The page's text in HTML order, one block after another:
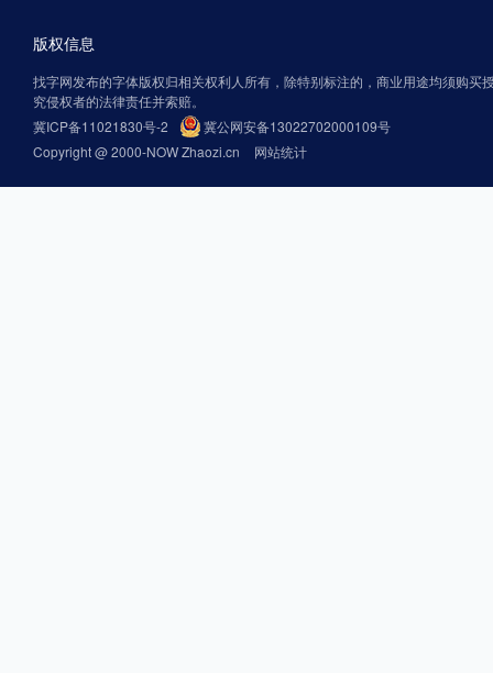
版权信息
找字网发布的字体版权归相关权利人所有，除特别标注的，商业用途均须购买
究侵权者的法律责任并索赔。
冀ICP备11021830号-2
冀公网安备13022702000109号
Copyright @ 2000-NOW Zhaozi.cn
网站统计